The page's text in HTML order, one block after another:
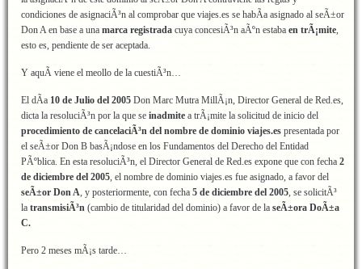
condiciones de asignaciÃ³n al comprobar que viajes.es se habÃ­a asignado al seÃ±or
Don A en base a una marca registrada cuya concesiÃ³n aÃºn estaba en trÃ¡mite,
esto es, pendiente de ser aceptada.
Y aquÃ­ viene el meollo de la cuestiÃ³n…
El dÃ­a 10 de Julio del 2005 Don Marc Mutra MillÃ¡n, Director General de Red.es,
dicta la resoluciÃ³n por la que se inadmite a trÃ¡mite la solicitud de inicio del
procedimiento de cancelaciÃ³n del nombre de dominio viajes.es presentada por
el seÃ±or Don B basÃ¡ndose en los Fundamentos del Derecho del Entidad
PÃºblica. En esta resoluciÃ³n, el Director General de Red.es expone que con fecha 2
de diciembre del 2005, el nombre de dominio viajes.es fue asignado, a favor del
seÃ±or Don A, y posteriormente, con fecha 5 de diciembre del 2005, se solicitÃ³
la transmisiÃ³n (cambio de titularidad del dominio) a favor de la seÃ±ora DoÃ±a
C.
Pero 2 meses mÃ¡s tarde…